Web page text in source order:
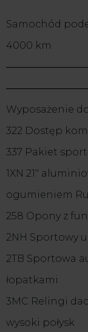
Samochód
4000 km
Wyposażenie
322 Dostęp
337 Pakiet
1XN 21"
ogumieniem
258 Opony z
2NH Sportowy
2TB Sportowa
łopatkami
3MC Relingi
wysoki połysk